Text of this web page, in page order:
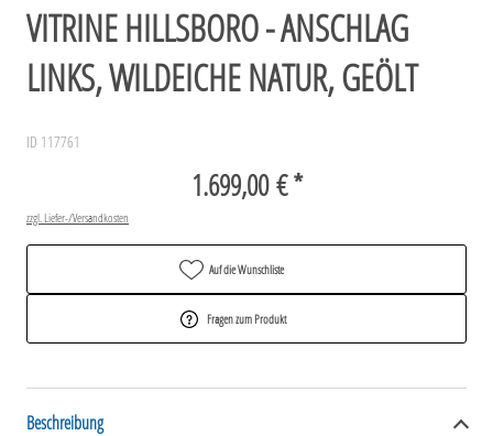
VITRINE HILLSBORO - ANSCHLAG
LINKS, WILDEICHE NATUR, GEÖLT
ID 117761
1.699,00 € *
zzgl. Liefer-/Versandkosten
Auf die Wunschliste
Fragen zum Produkt
Beschreibung